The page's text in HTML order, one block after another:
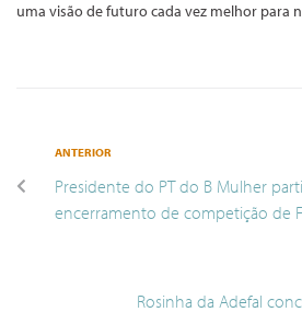
uma visão de futuro cada vez melhor para
ANTERIOR
Presidente do PT do B Mulher
encerramento de competição de
Rosinha da Adefal